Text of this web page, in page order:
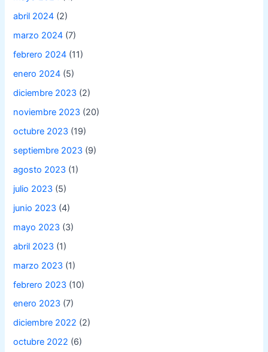
abril 2024 (2)
marzo 2024 (7)
febrero 2024 (11)
enero 2024 (5)
diciembre 2023 (2)
noviembre 2023 (20)
octubre 2023 (19)
septiembre 2023 (9)
agosto 2023 (1)
julio 2023 (5)
junio 2023 (4)
mayo 2023 (3)
abril 2023 (1)
marzo 2023 (1)
febrero 2023 (10)
enero 2023 (7)
diciembre 2022 (2)
octubre 2022 (6)